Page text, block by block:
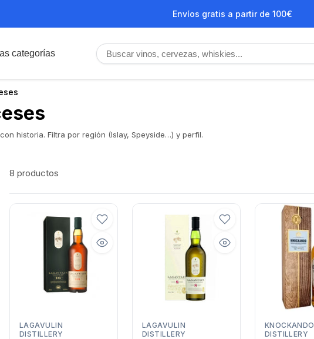
Envíos gratis a partir de 100€
categorías
historia. Filtra por región (Islay, Speyside…) y perfil.
8 productos
LAGAVULIN
DISTILLERY
LAGAVULIN
DISTILLERY
KNOCKANDO
DISTILLERY